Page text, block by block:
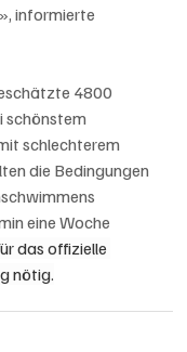
informierte
4800
schönstem
schlechterem
die Bedingungen
eine Woche
das offizielle
nötig.